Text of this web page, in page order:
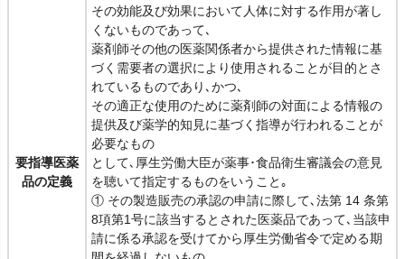
要指導医薬
品の定義
その効能及び効果において人体に対する作用が著し
くないものであって､
薬剤師その他の医薬関係者から提供された情報に基
づく需要者の選択により使用されることが目的とさ
れているものであり､かつ､
その適正な使用のために薬剤師の対面による情報の
提供及び薬学的知見に基づく指導が行われることが
必要なもの
として､厚生労働大臣が薬事･食品衛生審議会の意見
を聴いて指定するものをいうこと｡
① その製造販売の承認の申請に際して､法第 14 条第
8項第1号に該当するとされた医薬品であって､当該申
請に係る承認を受けてから厚生労働省令で定める期